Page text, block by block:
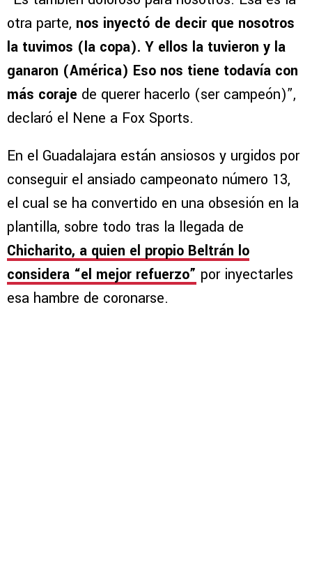
otra parte, nos inyectó de decir que nosotros
la tuvimos (la copa). Y ellos la tuvieron y la
ganaron (América) Eso nos tiene todavía con
más coraje de querer hacerlo (ser campeón)”,
declaró el Nene a Fox Sports.
En el Guadalajara están ansiosos y urgidos por
conseguir el ansiado campeonato número 13,
el cual se ha convertido en una obsesión en la
plantilla, sobre todo tras la llegada de
Chicharito, a quien el propio Beltrán lo
considera “el mejor refuerzo” por inyectarles
esa hambre de coronarse.